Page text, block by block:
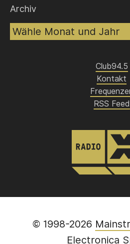
Archiv
Club94.5
Kontakt
RSS Feed
© 1998-2026
Electronica